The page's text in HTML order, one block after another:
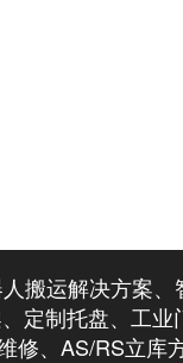
搬运解决方案
定制托盘、工业
、AS/RS立库